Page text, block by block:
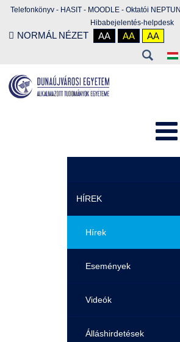
Telefonkönyv - HASIT - MOODLE - Oktatói NEPTUN
Hibabejelentés-helpdesk
NORMÁL NÉZET AA AA AA
HÍREK
Hírek
Események
Videók
Álláshirdetések